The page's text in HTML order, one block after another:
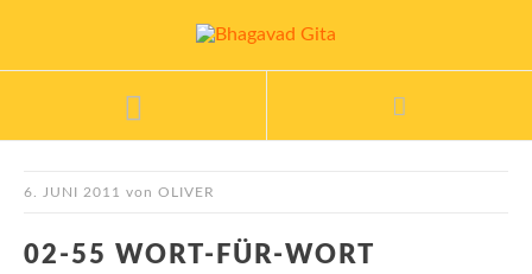
6. JUNI 2011 von OLIVER
02-55 WORT-FÜR-WORT